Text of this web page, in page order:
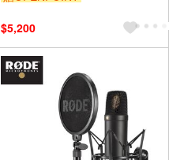
$5,200